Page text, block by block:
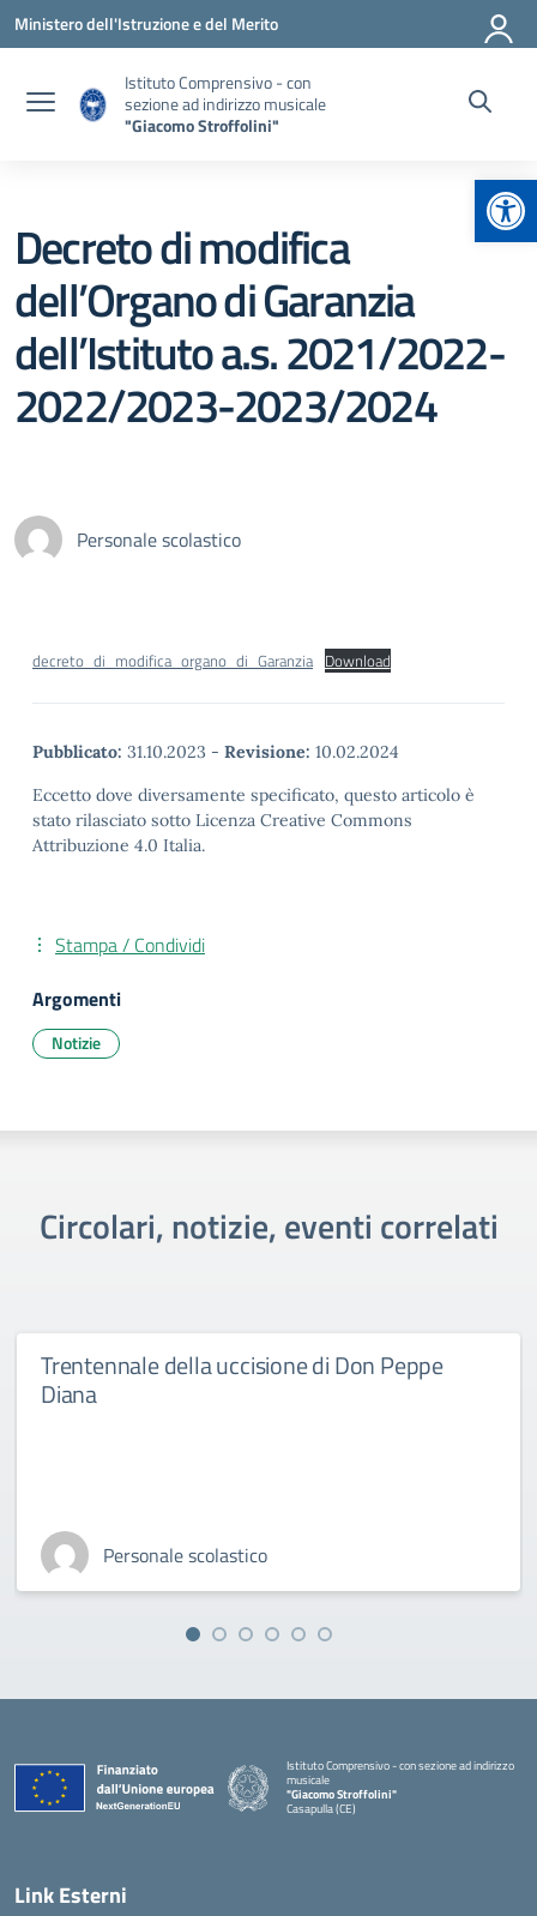
Vai ai contenuti
Vai al menu di navigazione
Vai al footer
Ministero dell'Istruzione e del Merito
Istituto Comprensivo - con
sezione ad indirizzo musicale
"Giacomo Stroffolini"
Decreto di modifica
dell’Organo di Garanzia
dell’Istituto a.s. 2021/2022-
2022/2023-2023/2024
Personale scolastico
decreto_di_modifica_organo_di_Garanzia Download
Pubblicato: 31.10.2023 - Revisione: 10.02.2024
Eccetto dove diversamente specificato, questo articolo è
stato rilasciato sotto Licenza Creative Commons
Attribuzione 4.0 Italia.
Stampa / Condividi
Argomenti
Notizie
Circolari, notizie, eventi correlati
Trentennale della uccisione di Don Peppe
Diana
Personale scolastico
Istituto Comprensivo - con sezione ad indirizzo
musicale
"Giacomo Stroffolini"
Casapulla (CE)
Link Esterni